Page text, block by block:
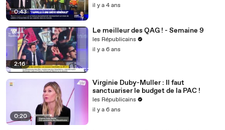
0:43
il y a 4 ans
2:16
Le meilleur des QAG ! - Semaine 9
les Républicains
il y a 6 ans
0:20
Virginie Duby-Muller : Il faut
sanctuariser le budget de la PAC !
les Républicains
il y a 6 ans